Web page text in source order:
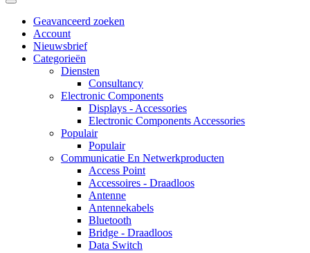
Geavanceerd zoeken
Account
Nieuwsbrief
Categorieën
Diensten
Consultancy
Electronic Components
Displays - Accessories
Electronic Components Accessories
Populair
Populair
Communicatie En Netwerkproducten
Access Point
Accessoires - Draadloos
Antenne
Antennekabels
Bluetooth
Bridge - Draadloos
Data Switch